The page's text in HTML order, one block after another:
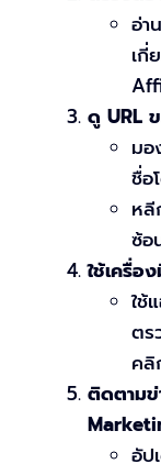
อ่า
เกี่
ดู URL
มอ
ชื่อ
หลี
ซ้อ
ใช้เครื่อ
ใช้
ตร
คลิ
ติดตาม
อัป